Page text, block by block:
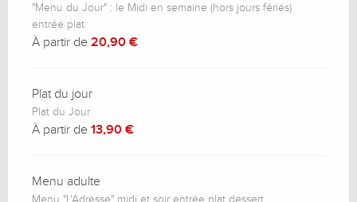
"Menu du Jour" : le Midi en semaine (hors jours fériés)
entrée plat
À partir de 20,90 €
Plat du jour
Plat du Jour
À partir de 13,90 €
Menu adulte
Menu "L'Adresse" midi et soir entrée plat dessert